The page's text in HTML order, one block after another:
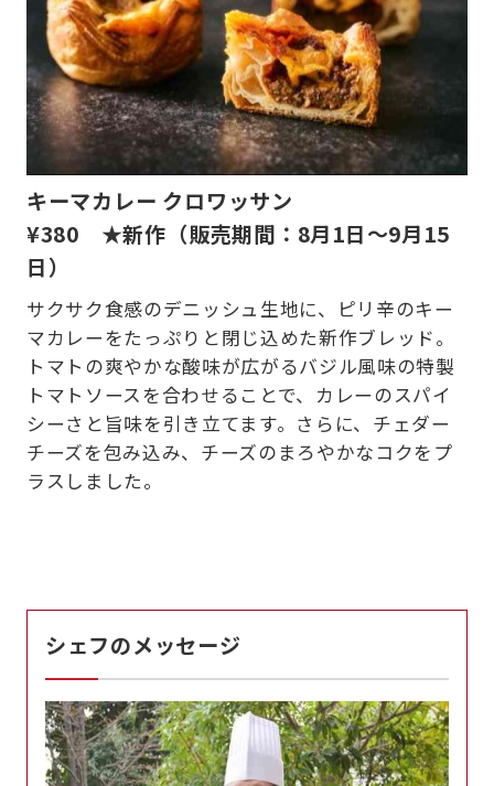
キーマカレー クロワッサン
¥380 ★新作（販売期間： 8月1日～9月15
日）
サクサク食感のデニッシュ生地に、ピリ辛のキー
マカレーをたっぷりと閉じ込めた新作ブレッド。
トマトの爽やかな酸味が広がるバジル風味の特製
トマトソースを合わせることで、カレーのスパイ
シーさと旨味を引き立てます。さらに、チェダー
チーズを包み込み、チーズのまろやかなコクをプ
ラスしました。
シェフのメッセージ